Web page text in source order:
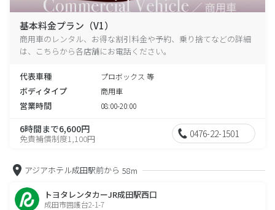
基本料金プラン（V1）
商用車のレンタル、お得な割引料金や予約、乗り捨てなどの詳細
は、こちらから各店舗にお電話ください。
代表車種 プロボックス 等
ボディタイプ 商用車
営業時間 08:00-20:00
6時間まで6,600円
免責補償制度1,100円 0476-22-1501
アジアホテル成田駅前から 58m
トヨタレンタカーJR成田駅西口
成田市囲護台2-1-7